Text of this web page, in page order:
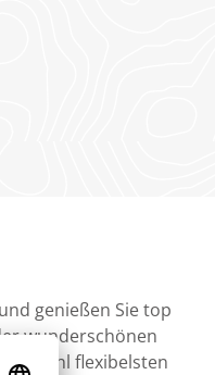
genießen Sie top
wunderschönen
die wohl flexibelsten